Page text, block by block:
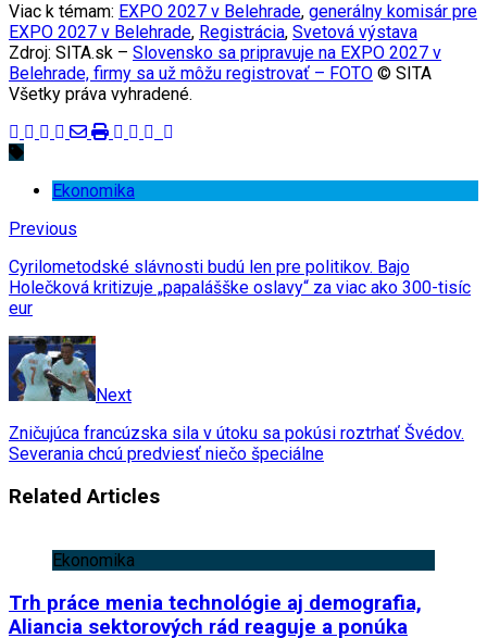
Viac k témam: EXPO 2027 v Belehrade, generálny komisár pre
EXPO 2027 v Belehrade, Registrácia, Svetová výstava
Zdroj: SITA.sk – Slovensko sa pripravuje na EXPO 2027 v
Belehrade, firmy sa už môžu registrovať – FOTO © SITA
Všetky práva vyhradené.
Ekonomika
Previous
Cyrilometodské slávnosti budú len pre politikov. Bajo
Holečková kritizuje „papalášške oslavy“ za viac ako 300-tisíc
eur
Next
Zničujúca francúzska sila v útoku sa pokúsi roztrhať Švédov.
Severania chcú predviesť niečo špeciálne
Related Articles
Ekonomika
Trh práce menia technológie aj demografia,
Aliancia sektorových rád reaguje a ponúka